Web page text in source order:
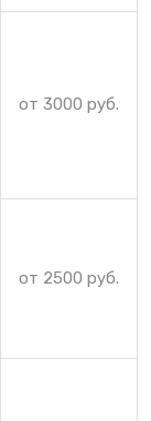
от 3000 руб.
от 2500 руб.